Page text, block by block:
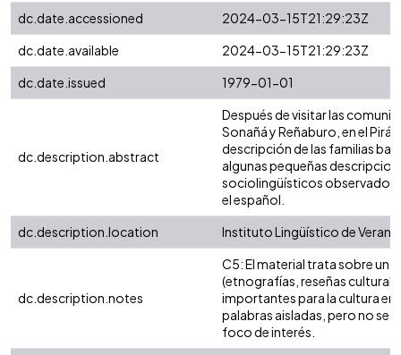
dc.date.accessioned
2024-03-15T21:29:23Z
dc.date.available
2024-03-15T21:29:23Z
dc.date.issued
1979-01-01
dc.description.abstract
Después de visitar las
Sonañá y Reñaburo, en el Pirá,
descripción de las familias
algunas pequeñas
sociolingüísticos
el español.
dc.description.location
Instituto Lingüístico de Verano
dc.description.notes
C5: El material trata sobre un
(etnografías, reseñas
importantes para la cultura en
palabras aisladas, pero no se
foco de interés.